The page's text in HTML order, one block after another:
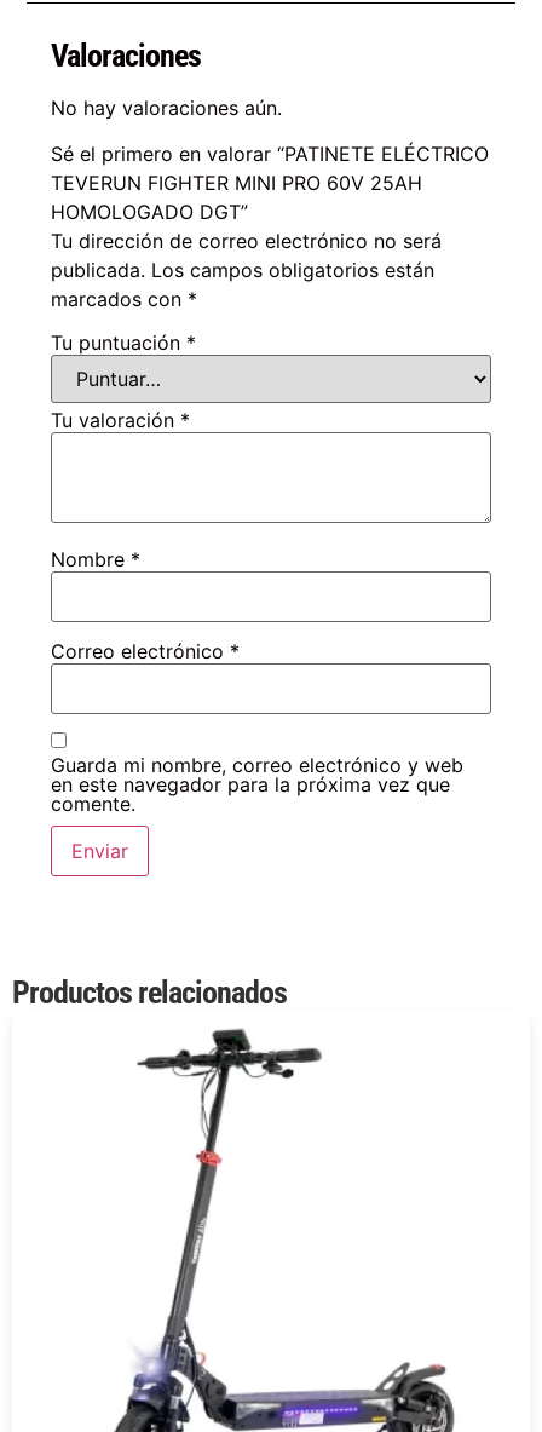
Valoraciones
No hay valoraciones aún.
Sé el primero en valorar “PATINETE ELÉCTRICO
TEVERUN FIGHTER MINI PRO 60V 25AH
HOMOLOGADO DGT”
Tu dirección de correo electrónico no será
publicada. Los campos obligatorios están
marcados con *
Tu puntuación *
Tu valoración *
Nombre *
Correo electrónico *
Guarda mi nombre, correo electrónico y web
en este navegador para la próxima vez que
comente.
Productos relacionados